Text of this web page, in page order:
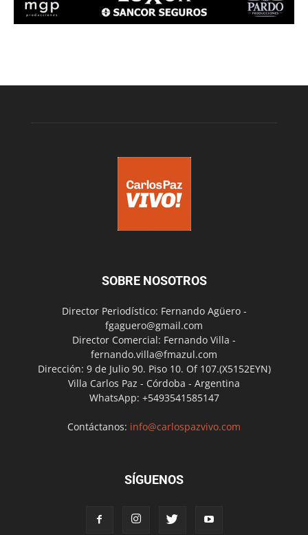
SOBRE NOSOTROS
Director Periodístico: Fernando Agüero -
fgaguero@gmail.com
Director Comercial: Fernando Villa -
fernando.villa@fmazul.com
Dirección: 9 de Julio 90. Piso 10. Of 107.(X5152EYN)
Villa Carlos Paz - Córdoba - Argentina
WhatsApp: +5493541585147
Contáctanos: info@carlospazvivo.com
SÍGUENOS